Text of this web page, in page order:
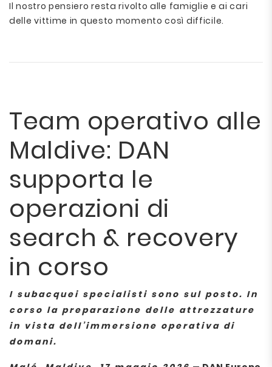
Il nostro pensiero resta rivolto alle famiglie e ai cari
delle vittime in questo momento così difficile.
Team operativo alle
Maldive: DAN
supporta le
operazioni di
search & recovery
in corso
I subacquei specialisti sono sul posto. In
corso la preparazione delle attrezzature
in vista dell’immersione operativa di
domani.